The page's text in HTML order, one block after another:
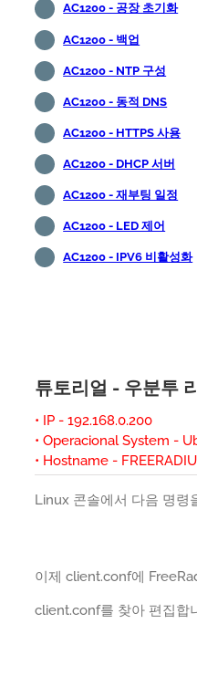
AC1200 - 공장 초기화
AC1200 - 백업
AC1200 - NTP 구성
AC1200 - 동적 DNS
AC1200 - HTTPS 사용
AC1200 - DHCP 서버
AC1200 - 재부팅 일정
AC1200 - LED 제어
AC1200 - IPV6 비활성화
튜토리얼 - 우분투
• IP - 192.168.0.200
• Operacional System -
• Hostname -
Linux 콘솔에서 다음 명령
이제 client.conf에
client.conf를 찾아 편집합